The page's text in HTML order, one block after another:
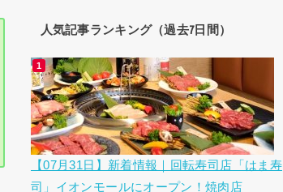
人気記事ランキング（過去7日間）
【07月31日】新着情報｜回転寿司店「はま寿
司」イオンモールにオープン！焼肉店